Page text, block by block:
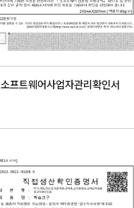
소프트웨어사업자관리확인서